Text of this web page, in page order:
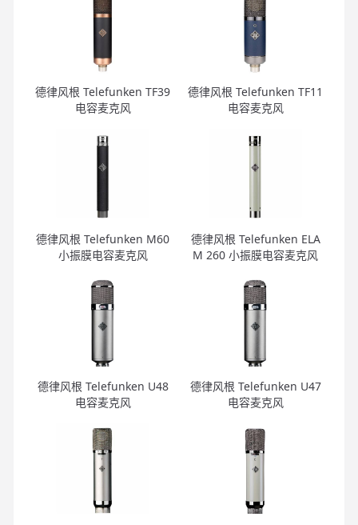
德律风根 Telefunken TF39
电容麦克风
德律风根 Telefunken TF11
电容麦克风
德律风根 Telefunken M60
小振膜电容麦克风
德律风根 Telefunken ELA
M 260 小振膜电容麦克风
德律风根 Telefunken U48
电容麦克风
德律风根 Telefunken U47
电容麦克风